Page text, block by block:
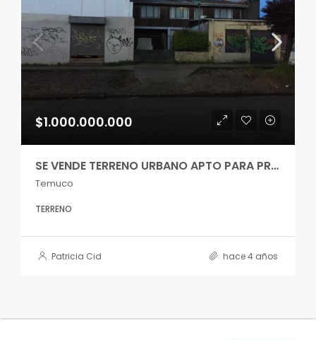
$1.000.000.000
SE VENDE TERRENO URBANO APTO PARA PROYECTO INMOBILIARIO
Temuco
TERRENO
Patricia Cid hace 4 años